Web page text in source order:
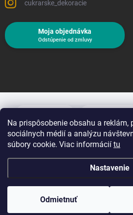
Na prispôsobenie obsahu a
sociálnych médií a analýzu
súbory cookie. Viac informácií tu
Nastavenie
Odmietnuť
cukrarske_dekoracie
Moja objednávka
Odstúpenie od zmluvy
Vytvoril
Copyright 2026Cukrárske dekorácie.